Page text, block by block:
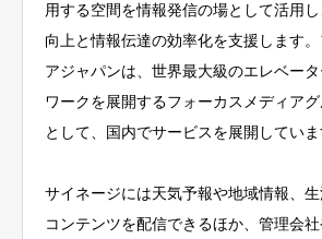
用する空間を情報発信の場として活用
向上と情報伝達の効率化を支援します
アジャパンは、世界最大級のエレベー
ワークを展開するフォーカスメディア
として、国内でサービスを展開していま
サイネージには天気予報や地域情報、
コンテンツを配信できるほか、管理会